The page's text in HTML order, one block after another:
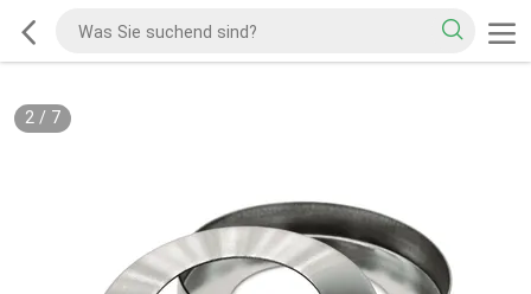
2/ 7